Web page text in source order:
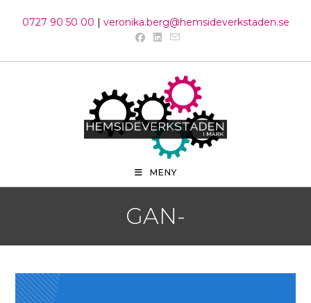
0727 90 50 00 | veronika.berg@hemsideverkstaden.se
MENY
GAN-